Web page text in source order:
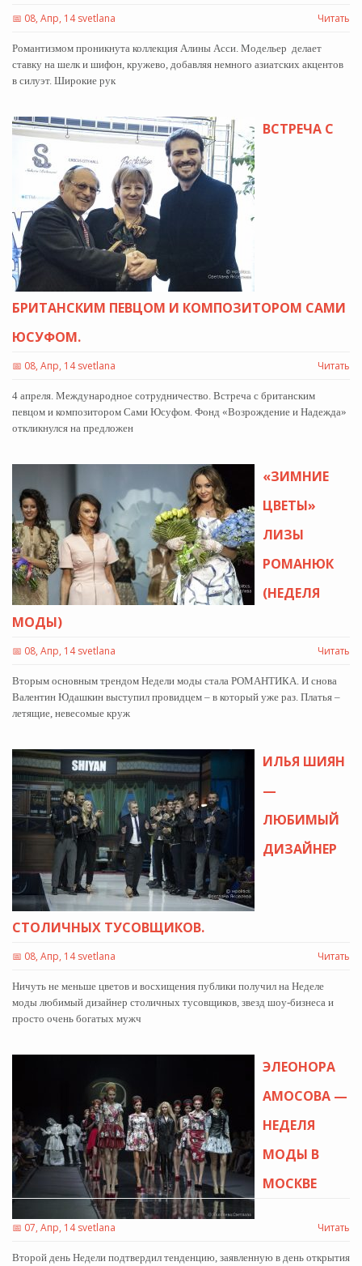
📅 08, Апр, 14 svetlana Читать
Романтизмом проникнута коллекция Алины Асси. Модельер делает
ставку на шелк и шифон, кружево, добавляя немного азиатских акцентов
в силуэт. Широкие рук
ВСТРЕЧА С
БРИТАНСКИМ ПЕВЦОМ И КОМПОЗИТОРОМ САМИ
ЮСУФОМ.
📅 08, Апр, 14 svetlana Читать
4 апреля. Международное сотрудничество. Встреча с британским
певцом и композитором Сами Юсуфом. Фонд «Возрождение и Надежда»
откликнулся на предложен
«ЗИМНИЕ
ЦВЕТЫ»
ЛИЗЫ
РОМАНЮК
(НЕДЕЛЯ
МОДЫ)
📅 08, Апр, 14 svetlana Читать
Вторым основным трендом Недели моды стала РОМАНТИКА. И снова
Валентин Юдашкин выступил провидцем – в который уже раз. Платья –
летящие, невесомые круж
ИЛЬЯ ШИЯН
—
ЛЮБИМЫЙ
ДИЗАЙНЕР
СТОЛИЧНЫХ ТУСОВЩИКОВ.
📅 08, Апр, 14 svetlana Читать
Ничуть не меньше цветов и восхищения публики получил на Неделе
моды любимый дизайнер столичных тусовщиков, звезд шоу-бизнеса и
просто очень богатых мужч
ЭЛЕОНОРА
АМОСОВА —
НЕДЕЛЯ
МОДЫ В
МОСКВЕ
📅 07, Апр, 14 svetlana Читать
Второй день Недели подтвердил тенденцию, заявленную в день открытия